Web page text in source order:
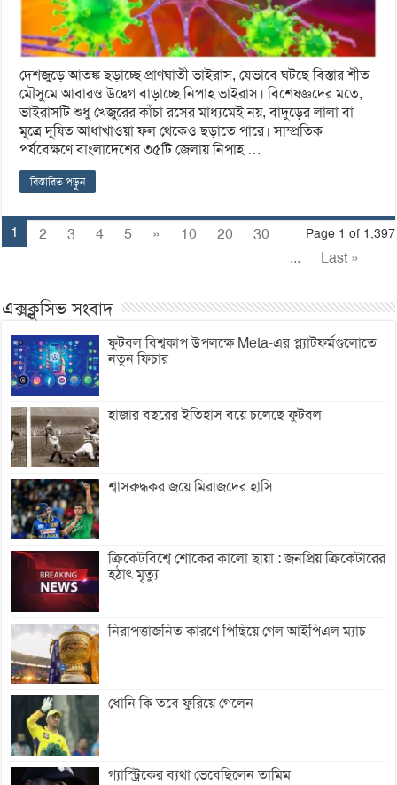
দেশজুড়ে আতঙ্ক ছড়াচ্ছে প্রাণঘাতী ভাইরাস, যেভাবে ঘটছে বিস্তার শীত
মৌসুমে আবারও উদ্বেগ বাড়াচ্ছে নিপাহ ভাইরাস। বিশেষজ্ঞদের মতে,
ভাইরাসটি শুধু খেজুরের কাঁচা রসের মাধ্যমেই নয়, বাদুড়ের লালা বা
মূত্রে দূষিত আধাখাওয়া ফল থেকেও ছড়াতে পারে। সাম্প্রতিক
পর্যবেক্ষণে বাংলাদেশের ৩৫টি জেলায় নিপাহ …
বিস্তারিত পড়ুন
Page 1 of 1,397
1 2 3 4 5 » 10 20
30
...
Last »
এক্সক্লুসিভ সংবাদ
ফুটবল বিশ্বকাপ উপলক্ষে Meta-এর প্ল্যাটফর্মগুলোতে
নতুন ফিচার
হাজার বছরের ইতিহাস বয়ে চলেছে ফুটবল
শ্বাসরুদ্ধকর জয়ে মিরাজদের হাসি
ক্রিকেটবিশ্বে শোকের কালো ছায়া : জনপ্রিয় ক্রিকেটারের
হঠাৎ মৃত্যু
নিরাপত্তাজনিত কারণে পিছিয়ে গেল আইপিএল ম্যাচ
ধোনি কি তবে ফুরিয়ে গেলেন
গ্যাস্ট্রিকের ব্যথা ভেবেছিলেন তামিম